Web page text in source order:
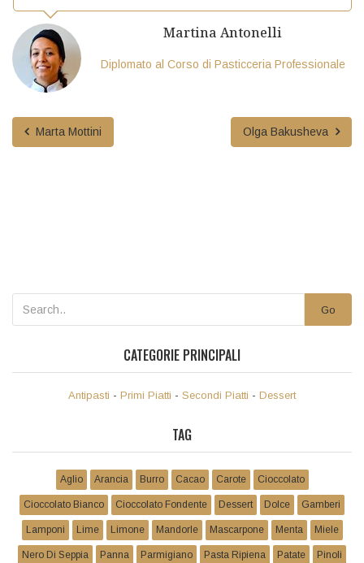
Martina Antonelli
Diplomato al Corso di Pasticceria Professionale
Marta Mottini Olga Bakusheva
Go
CATEGORIE PRINCIPALI
Antipasti - Primi Piatti - Secondi Piatti - Dessert
TAG
Aglio Arancia Burro Cacao Carote Cioccolato
Cioccolato Bianco Cioccolato Fondente Dessert Dolce Gamberi
Lamponi Lime Limone Mandorle Mascarpone Menta Miele
Nero Di Seppia Panna Parmigiano Pasta Ripiena Patate Pinoli